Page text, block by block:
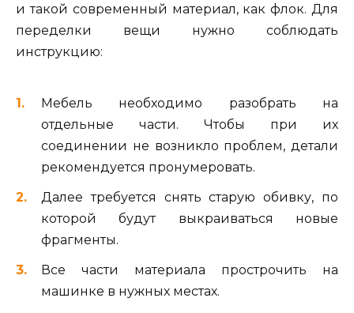
и такой современный материал, как флок. Для
переделки вещи нужно соблюдать
инструкцию:
Мебель необходимо разобрать на
отдельные части. Чтобы при их
соединении не возникло проблем, детали
рекомендуется пронумеровать.
Далее требуется снять старую обивку, по
которой будут выкраиваться новые
фрагменты.
Все части материала прострочить на
машинке в нужных местах.